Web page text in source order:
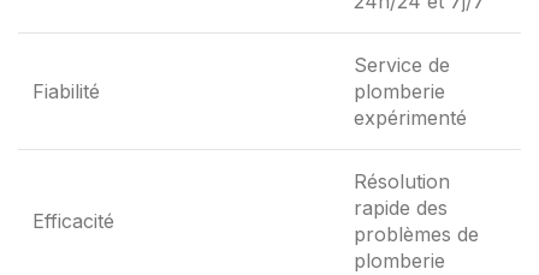
Fiabilité
Service de
plomberie
expérimenté
Efficacité
Résolution
rapide des
problèmes de
plomberie